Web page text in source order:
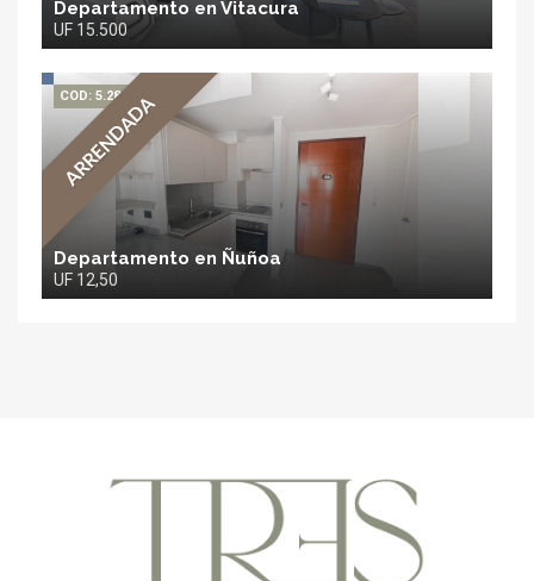
Departamento en Vitacura
UF 15.500
ARRENDADA
COD: 5.282
Departamento en Ñuñoa
UF 12,50
TRES